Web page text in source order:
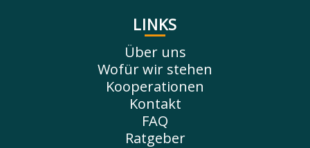
LINKS
Über uns
Wofür wir stehen
Kooperationen
Kontakt
FAQ
Ratgeber